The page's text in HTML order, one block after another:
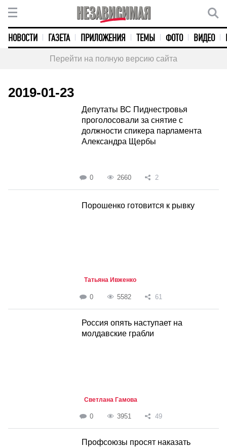
НОВОСТИ ГАЗЕТА ПРИЛОЖЕНИЯ ТЕМЫ ФОТО ВИДЕО
Перейти на полную версию сайта
2019-01-23
Депутаты ВС Пиднестровья
проголосовали за снятие с
должности спикера парламента
Александра Щербы
0 2660 2
Порошенко готовится к рывку
Татьяна Ивженко
0 5582 61
Россия опять наступает на
молдавские грабли
Светлана Гамова
0 3951 49
Профсоюзы просят наказать